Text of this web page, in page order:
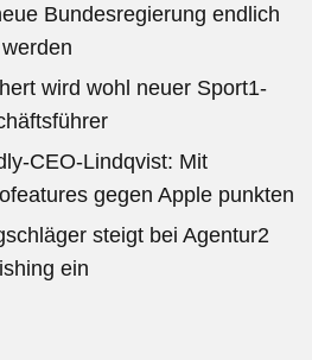
Bundesregierung endlich
wird wohl neuer Sport1-
CEO-Lindqvist: Mit
gegen Apple punkten
steigt bei Agentur2
ein